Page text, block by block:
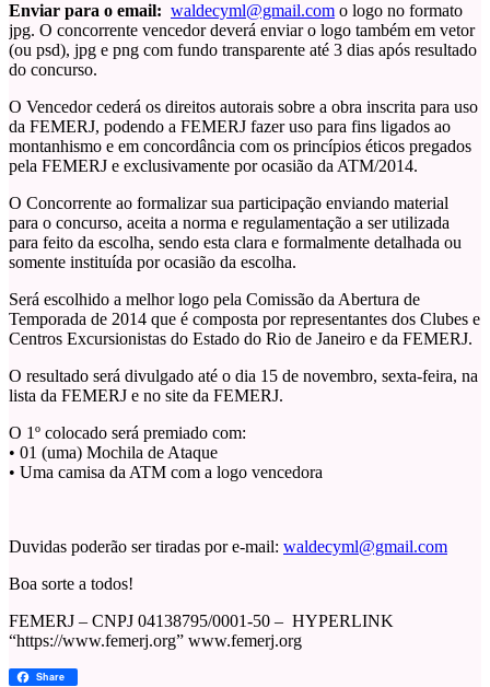
Enviar para o email: waldecyml@gmail.com o logo no formato
jpg. O concorrente vencedor deverá enviar o logo também em vetor
(ou psd), jpg e png com fundo transparente até 3 dias após resultado
do concurso.
O Vencedor cederá os direitos autorais sobre a obra inscrita para uso
da FEMERJ, podendo a FEMERJ fazer uso para fins ligados ao
montanhismo e em concordância com os princípios éticos pregados
pela FEMERJ e exclusivamente por ocasião da ATM/2014.
O Concorrente ao formalizar sua participação enviando material
para o concurso, aceita a norma e regulamentação a ser utilizada
para feito da escolha, sendo esta clara e formalmente detalhada ou
somente instituída por ocasião da escolha.
Será escolhido a melhor logo pela Comissão da Abertura de
Temporada de 2014 que é composta por representantes dos Clubes e
Centros Excursionistas do Estado do Rio de Janeiro e da FEMERJ.
O resultado será divulgado até o dia 15 de novembro, sexta-feira, na
lista da FEMERJ e no site da FEMERJ.
O 1º colocado será premiado com:
• 01 (uma) Mochila de Ataque
• Uma camisa da ATM com a logo vencedora
Duvidas poderão ser tiradas por e-mail: waldecyml@gmail.com
Boa sorte a todos!
FEMERJ – CNPJ 04138795/0001-50 – HYPERLINK
“https://www.femerj.org” www.femerj.org
Share